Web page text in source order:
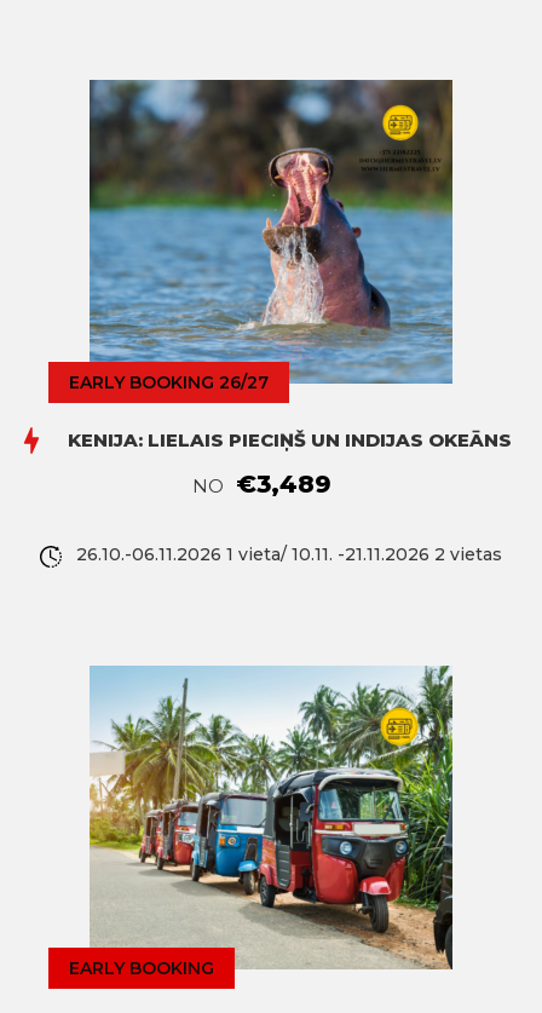
EARLY BOOKING 26/27
KENIJA: LIELAIS PIECIŅŠ UN INDIJAS OKEĀNS
NO
€3,489
26.10.-06.11.2026 1 vieta/ 10.11. -21.11.2026 2 vietas
EARLY BOOKING